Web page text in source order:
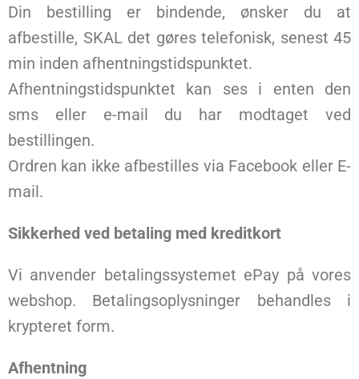
Din bestilling er bindende, ønsker du at
afbestille, SKAL det gøres telefonisk, senest 45
min inden afhentningstidspunktet.
Afhentningstidspunktet kan ses i enten den
sms eller e-mail du har modtaget ved
bestillingen.
Ordren kan ikke afbestilles via Facebook eller E-
mail.
Sikkerhed ved betaling med kreditkort
Vi anvender betalingssystemet ePay på vores
webshop. Betalingsoplysninger behandles i
krypteret form.
Afhentning